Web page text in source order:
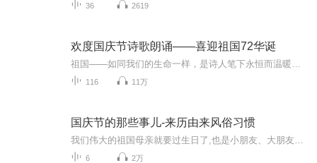
36 2619
欢度国庆节诗歌朗诵——喜迎祖国72华诞
116 11万
国庆节的那些事儿-来历由来风俗习惯
6 2万